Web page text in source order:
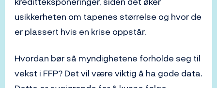
usikkerheten om tapenes størrelse og hvor de
er plassert hvis en krise oppstår.
Hvordan bør så myndighetene forholde seg til
vekst i FFP? Det vil være viktig å ha gode data.